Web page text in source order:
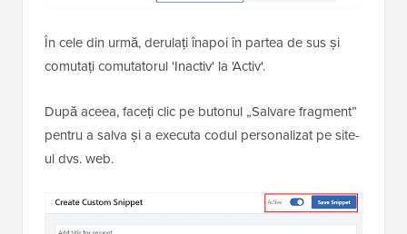
În cele din urmă, derulați înapoi în partea de sus și
comutați comutatorul 'Inactiv' la 'Activ'.
După aceea, faceți clic pe butonul „Salvare fragment”
pentru a salva și a executa codul personalizat pe site-
ul dvs. web.